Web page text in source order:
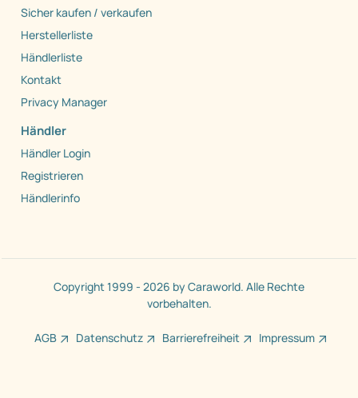
Sicher kaufen / verkaufen
Herstellerliste
Händlerliste
Kontakt
Privacy Manager
Händler
Händler Login
Registrieren
Händlerinfo
Copyright 1999 - 2026 by Caraworld. Alle Rechte
vorbehalten.
AGB Datenschutz Barrierefreiheit Impressum